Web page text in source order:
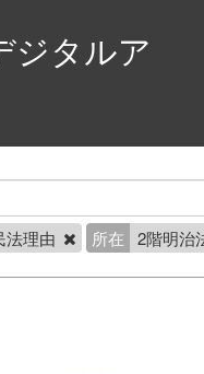
ジタルア
法理由 所在 2階明治